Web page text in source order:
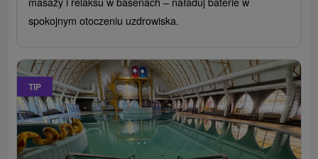
spokojnym otoczeniu uzdrowiska.
TIP